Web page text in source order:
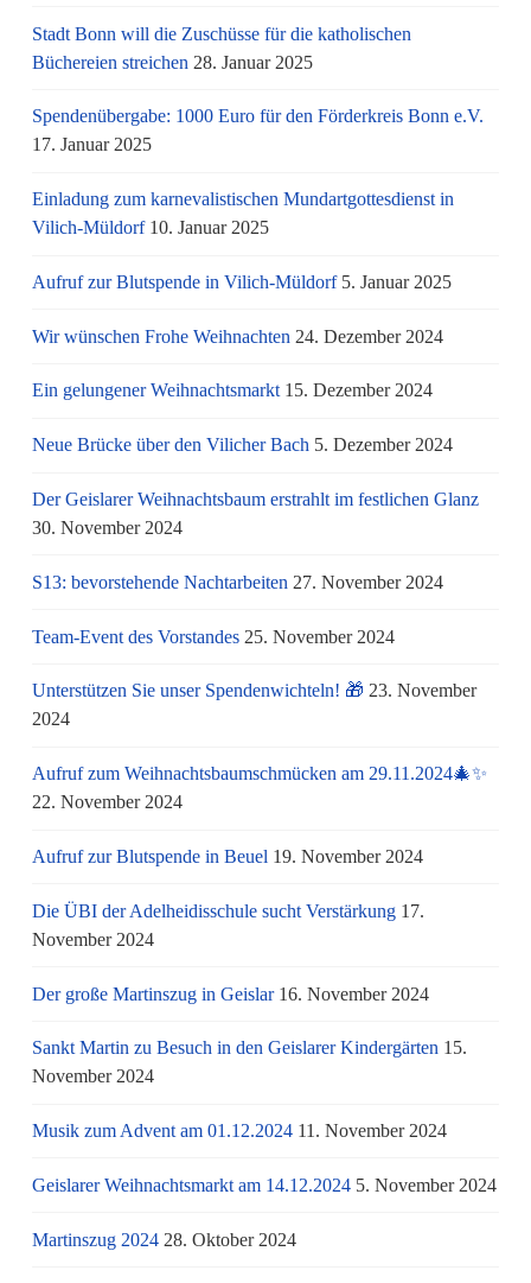
Stadt Bonn will die Zuschüsse für die katholischen
Büchereien streichen 28. Januar 2025
Spendenübergabe: 1000 Euro für den Förderkreis Bonn e.V.
17. Januar 2025
Einladung zum karnevalistischen Mundartgottesdienst in
Vilich-Müldorf 10. Januar 2025
Aufruf zur Blutspende in Vilich-Müldorf 5. Januar 2025
Wir wünschen Frohe Weihnachten 24. Dezember 2024
Ein gelungener Weihnachtsmarkt 15. Dezember 2024
Neue Brücke über den Vilicher Bach 5. Dezember 2024
Der Geislarer Weihnachtsbaum erstrahlt im festlichen Glanz
30. November 2024
S13: bevorstehende Nachtarbeiten 27. November 2024
Team-Event des Vorstandes 25. November 2024
Unterstützen Sie unser Spendenwichteln! 🎁 23. November
2024
Aufruf zum Weihnachtsbaumschmücken am 29.11.2024🎄✨
22. November 2024
Aufruf zur Blutspende in Beuel 19. November 2024
Die ÜBI der Adelheidisschule sucht Verstärkung 17.
November 2024
Der große Martinszug in Geislar 16. November 2024
Sankt Martin zu Besuch in den Geislarer Kindergärten 15.
November 2024
Musik zum Advent am 01.12.2024 11. November 2024
Geislarer Weihnachtsmarkt am 14.12.2024 5. November 2024
Martinszug 2024 28. Oktober 2024